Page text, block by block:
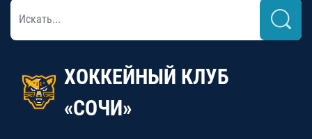
ХОККЕЙНЫЙ КЛУБ
«СОЧИ»